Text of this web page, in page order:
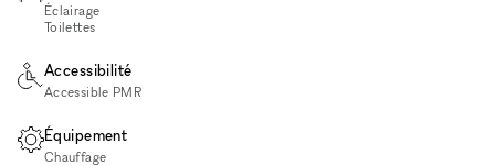
Éclairage
Toilettes
Accessibilité
Accessible PMR
Équipement
Chauffage